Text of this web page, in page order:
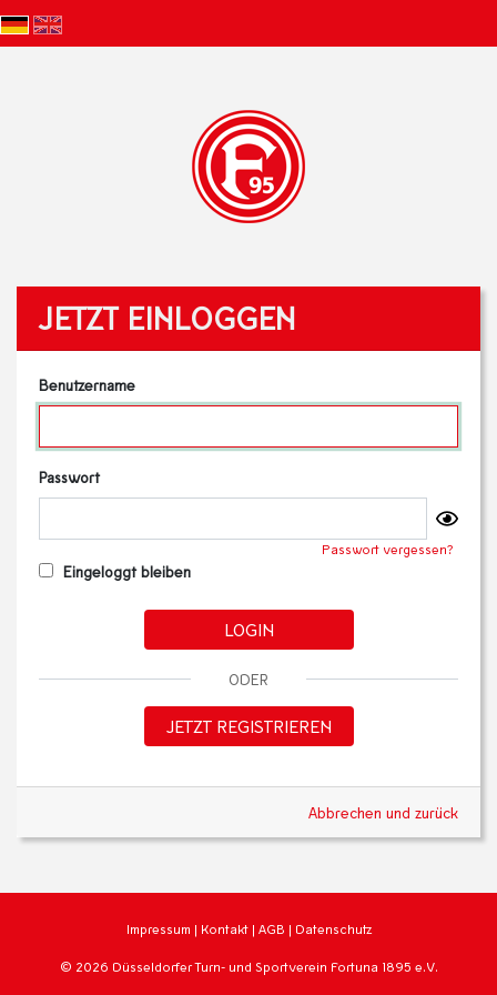
JETZT EINLOGGEN
Benutzername
Passwort
Passwort vergessen?
Eingeloggt bleiben
LOGIN
ODER
JETZT REGISTRIEREN
Abbrechen und zurück
Impressum | Kontakt | AGB | Datenschutz
© 2026 Düsseldorfer Turn- und Sportverein Fortuna 1895 e.V.